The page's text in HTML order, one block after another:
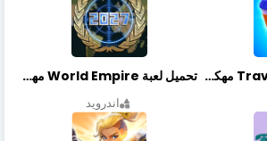
تحميل لعبة Travel Town مهكرة أخر إصدار تحميل لعبة World Empire مهكرة أخر إصدار
اندرويد